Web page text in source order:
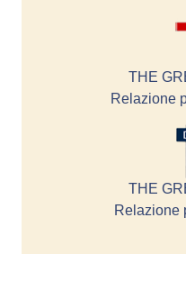
THE
Relazione
THE
Relazione